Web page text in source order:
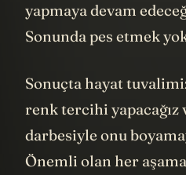
yapmaya devam
Sonunda pes etmek
Sonuçta hayat
renk tercihi yapacağız
darbesiyle onu
Önemli olan her